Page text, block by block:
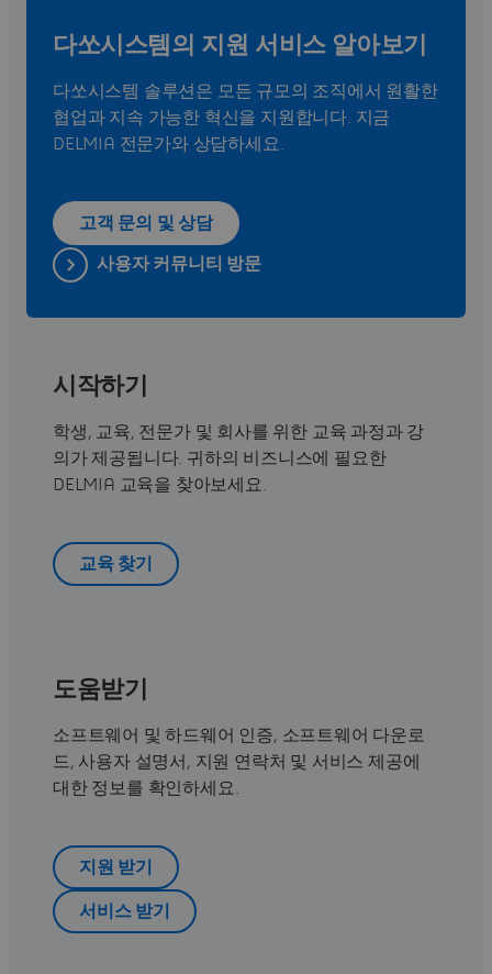
다쏘시스템의 지원 서비스 알아보기
다쏘시스템 솔루션은 모든 규모의 조직에서 원활한
협업과 지속 가능한 혁신을 지원합니다. 지금
DELMIA 전문가와 상담하세요.
고객 문의 및 상담
사용자 커뮤니티 방문
시작하기
학생, 교육, 전문가 및 회사를 위한 교육 과정과 강
의가 제공됩니다. 귀하의 비즈니스에 필요한
DELMIA 교육을 찾아보세요.
교육 찾기
도움받기
소프트웨어 및 하드웨어 인증, 소프트웨어 다운로
드, 사용자 설명서, 지원 연락처 및 서비스 제공에
대한 정보를 확인하세요.
지원 받기
서비스 받기